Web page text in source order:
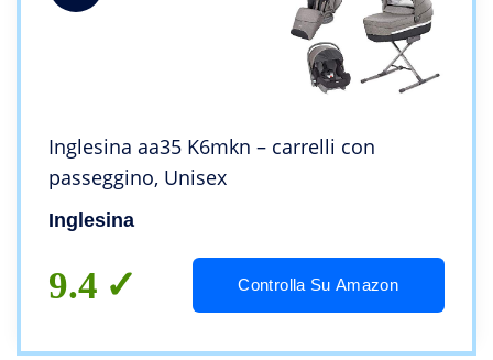
Inglesina aa35 K6mkn – carrelli con
passeggino, Unisex
Inglesina
9.4 Controlla Su Amazon